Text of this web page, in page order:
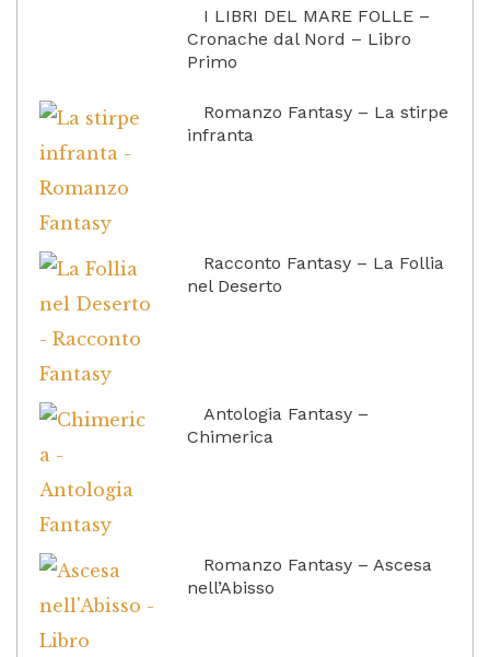
I LIBRI DEL MARE FOLLE –
Cronache dal Nord – Libro
Primo
Romanzo Fantasy – La stirpe
infranta
Racconto Fantasy – La Follia
nel Deserto
Antologia Fantasy –
Chimerica
Romanzo Fantasy – Ascesa
nell’Abisso